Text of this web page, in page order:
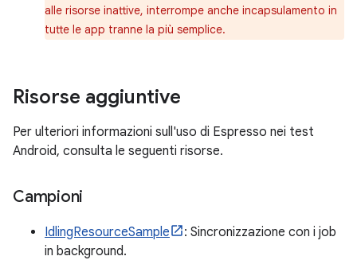
alle risorse inattive, interrompe anche incapsulamento in
tutte le app tranne la più semplice.
Risorse aggiuntive
Per ulteriori informazioni sull'uso di Espresso nei test
Android, consulta le seguenti risorse.
Campioni
IdlingResourceSample
: Sincronizzazione con i job
in background.